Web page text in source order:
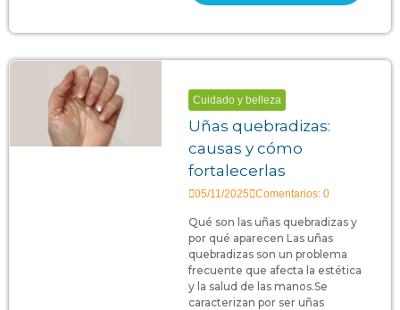
Cuidado y belleza
Uñas quebradizas:
causas y cómo
fortalecerlas
05/11/2025 Comentarios: 0
Qué son las uñas quebradizas y
por qué aparecen Las uñas
quebradizas son un problema
frecuente que afecta la estética
y la salud de las manos.Se
caracterizan por ser uñas